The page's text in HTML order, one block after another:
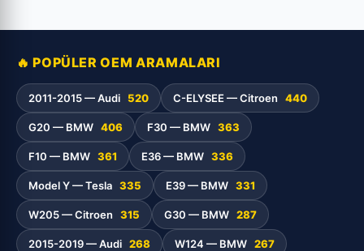
🔥 POPÜLER OEM ARAMALARI
2011-2015 — Audi 520 C-ELYSEE — Citroen 440
G20 — BMW 406 F30 — BMW 363
F10 — BMW 361 E36 — BMW 336
Model Y — Tesla 335 E39 — BMW 331
W205 — Citroen 315 G30 — BMW 287
2015-2019 — Audi 268 W124 — BMW 267